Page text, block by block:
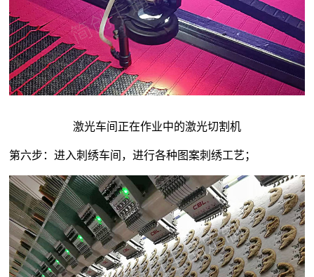
激光车间正在作业中的激光切割机
第六步：进入刺绣车间，进行各种图案刺绣工艺；